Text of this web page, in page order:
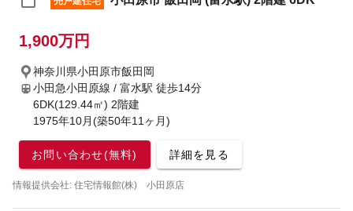
1,900万円
神奈川県小田原市飯田岡
小田急小田原線 / 富水駅 徒歩14分
6DK(129.44㎡) 2階建
1975年10月(築50年11ヶ月)
お問い合わせ(無料) 詳細を見る
情報提供会社: 住宅情報館(株) 小田原店